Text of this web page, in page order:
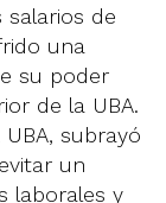
salarios de
una
su poder
de la UBA.
subrayó
un
laborales y